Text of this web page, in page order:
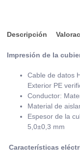
Descripción
Impresión de la
Cable de datos
Exterior PE
Conductor:
Material de
Espesor de la
5,0±0,3 mm
Características